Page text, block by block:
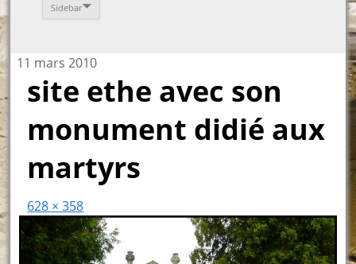
Sidebar
11 mars 2010
site ethe avec son
monument didié aux
martyrs
628 × 358